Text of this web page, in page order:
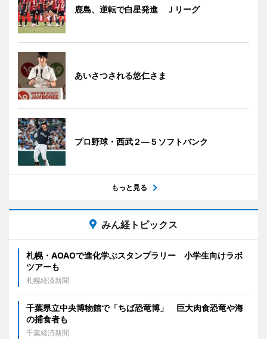
鹿島、逆転で白星発進 Ｊリーグ
あいさつされる悠仁さま
プロ野球・西武２―５ソフトバンク
もっと見る
みん経トピックス
札幌・AOAOで進化学ぶスタンプラリー 小学生向けラボ
ツアーも
札幌経済新聞
千葉県立中央博物館で「ちば恐竜博」 巨大肉食恐竜や海
の捕食者も
千葉経済新聞